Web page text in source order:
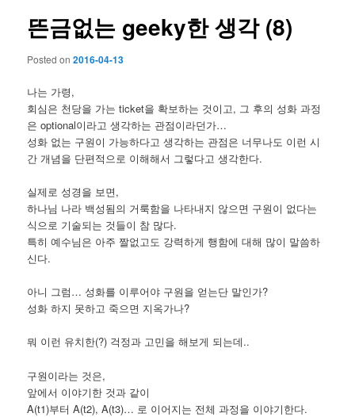
뜬금없는 geeky한 생각 (8)
Posted on2016-04-13
나는 가령,
회심은 천당을 가는 ticket을 확보하는 것이고, 그 후의 성화 과정
은 optional이라고 생각하는 관점이라던가…
성화 없는 구원이 가능하다고 생각하는 관점은 너무나도 이런 시
간 개념을 단편적으로 이해해서 그렇다고 생각한다.
실제로 성경을 보면,
하나님 나라 백성됨의 거룩함을 나타내지 않으면 구원이 없다는
식으로 기술되는 것들이 참 많다.
특히 예수님은 아주 짤없고도 강력하게 행함에 대해 많이 말씀하
신다.
아니 그럼… 성화를 이루어야 구원을 얻는단 말인가?
성화 하지 못하고 죽으면 지옥가나?
뭐 이런 유치한(?) 걱정과 고민을 해보게 되는데..
구원이라는 것은,
앞에서 이야기한 것과 같이
A(t1)부터 A(t2), A(t3)… 로 이어지는 전체 과정을 이야기한다.